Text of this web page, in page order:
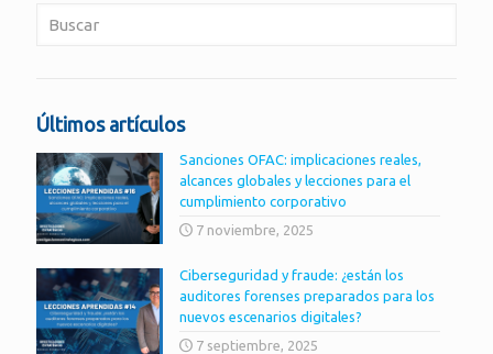
Últimos artículos
Sanciones OFAC: implicaciones reales,
alcances globales y lecciones para el
cumplimiento corporativo
7 noviembre, 2025
Ciberseguridad y fraude: ¿están los
auditores forenses preparados para los
nuevos escenarios digitales?
7 septiembre, 2025